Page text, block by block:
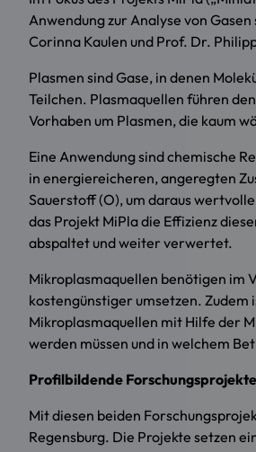
Anwendung zur Analyse von
Corinna Kaulen und Prof. Dr.
Plasmen sind Gase, in denen
Teilchen. Plasmaquellen führen
Vorhaben um Plasmen, die kaum
Eine Anwendung sind chemische
in energiereicheren, angeregten
Sauerstoff (O), um daraus
das Projekt MiPla die Effizienz
abspaltet und weiter verwertet.
Mikroplasmaquellen benötigen im
kostengünstiger umsetzen. Zudem
Mikroplasmaquellen mit Hilfe der
werden müssen und in welchem
Profilbildende
Mit diesen beiden
Regensburg. Die Projekte setzen